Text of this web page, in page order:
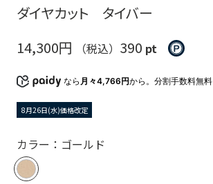
ダイヤカット タイバー
14,300円
（税込） 390 pt
なら 月々4,766円から。分割手数料無料
8月26日(水)価格改定
カラー：ゴールド